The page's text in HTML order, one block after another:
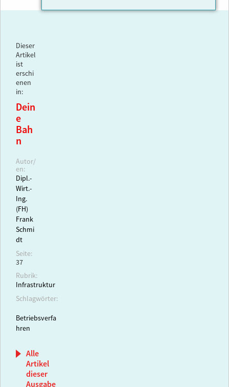
Dieser
Artikel
ist
erschi
enen
in:
Dein
e
Bah
n
Autor/
en:
Dipl.-
Wirt.-
Ing.
(FH)
Frank
Schmi
dt
Seite:
37
Rubrik:
Infrastruktur
Schlagwörter:
Betriebsverfa
hren
Alle
Artikel
dieser
Ausgabe